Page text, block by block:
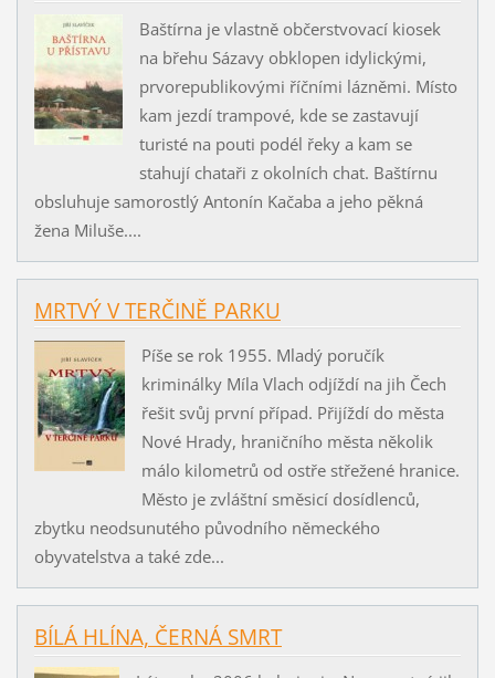
Baštírna je vlastně občerstvovací kiosek
na břehu Sázavy obklopen idylickými,
prvorepublikovými říčními lázněmi. Místo
kam jezdí trampové, kde se zastavují
turisté na pouti podél řeky a kam se
stahují chataři z okolních chat. Baštírnu
obsluhuje samorostlý Antonín Kačaba a jeho pěkná
žena Miluše....
MRTVÝ V TERČINĚ PARKU
Píše se rok 1955. Mladý poručík
kriminálky Míla Vlach odjíždí na jih Čech
řešit svůj první případ. Přijíždí do města
Nové Hrady, hraničního města několik
málo kilometrů od ostře střežené hranice.
Město je zvláštní směsicí dosídlenců,
zbytku neodsunutého původního německého
obyvatelstva a také zde...
BÍLÁ HLÍNA, ČERNÁ SMRT